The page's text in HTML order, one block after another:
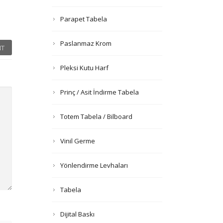
Parapet Tabela
Paslanmaz Krom
Pleksi Kutu Harf
Prinç / Asit İndirme Tabela
Totem Tabela / Bilboard
Vinil Germe
Yönlendirme Levhaları
Tabela
Dijital Baskı